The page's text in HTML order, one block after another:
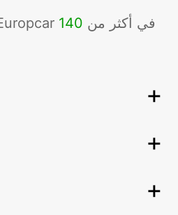
موقعًا لشركة Europcar في أكثر من 140